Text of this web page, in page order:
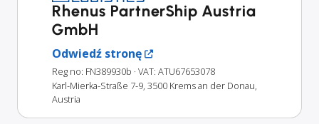
Rhenus PartnerShip Austria
GmbH
Odwiedź stronę
Reg no: FN389930b · VAT: ATU67653078
Karl-Mierka-Straße 7-9, 3500 Krems an der Donau,
Austria